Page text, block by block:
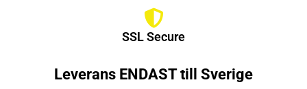
SSL Secure
Leverans ENDAST till Sverige